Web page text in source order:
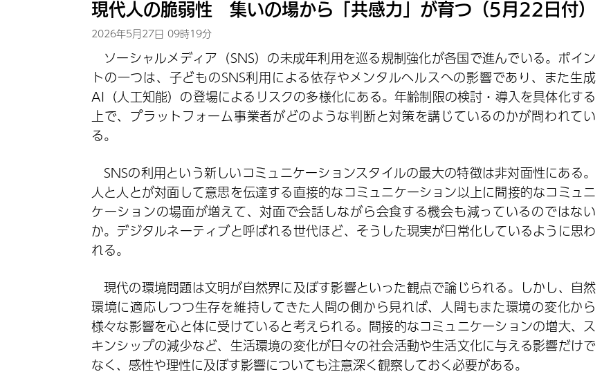
現代人の脆弱性 集いの場から「共感力」が育つ（5月22日付）
2026年5月27日 09時19分
ソーシャルメディア（SNS）の未成年利用を巡る規制強化が各国で進んでいる。ポイン
トの一つは、子どものSNS利用による依存やメンタルヘルスへの影響であり、また生成
AI（人工知能）の登場によるリスクの多様化にある。年齢制限の検討・導入を具体化する
上で、プラットフォーム事業者がどのような判断と対策を講じているのかが問われてい
る。
SNSの利用という新しいコミュニケーションスタイルの最大の特徴は非対面性にある。
人と人とが対面して意思を伝達する直接的なコミュニケーション以上に間接的なコミュニ
ケーションの場面が増えて、対面で会話しながら会食する機会も減っているのではない
か。デジタルネーティブと呼ばれる世代ほど、そうした現実が日常化しているように思わ
れる。
現代の環境問題は文明が自然界に及ぼす影響といった観点で論じられる。しかし、自然
環境に適応しつつ生存を維持してきた人間の側から見れば、人間もまた環境の変化から
様々な影響を心と体に受けていると考えられる。間接的なコミュニケーションの増大、ス
キンシップの減少など、生活環境の変化が日々の社会活動や生活文化に与える影響だけで
なく、感性や理性に及ぼす影響についても注意深く観察しておく必要がある。